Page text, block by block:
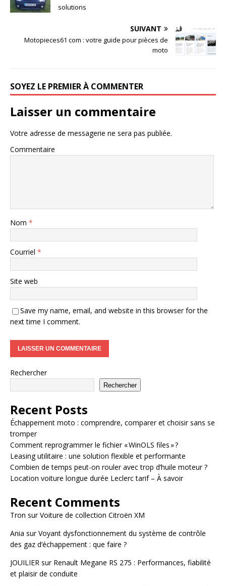
solutions
SUIVANT
Motopieces61 com : votre guide pour pièces de
moto
SOYEZ LE PREMIER À COMMENTER
Laisser un commentaire
Votre adresse de messagerie ne sera pas publiée.
Commentaire
Nom *
Courriel *
Site web
Save my name, email, and website in this browser for the
next time I comment.
Rechercher
Rechercher
Recent Posts
Échappement moto : comprendre, comparer et choisir sans se
tromper
Comment reprogrammer le fichier « WinOLS files » ?
Leasing utilitaire : une solution flexible et performante
Combien de temps peut-on rouler avec trop d’huile moteur ?
Location voiture longue durée Leclerc tarif – À savoir
Recent Comments
Tron surVoiture de collection Citroën XM
Ania surVoyant dysfonctionnement du système de contrôle
des gaz d’échappement : que faire ?
JOUILIER sur Renault Megane RS 275 : Performances, fiabilité
et plaisir de conduite